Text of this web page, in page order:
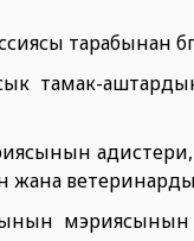
тарабынан
тамак-
жана